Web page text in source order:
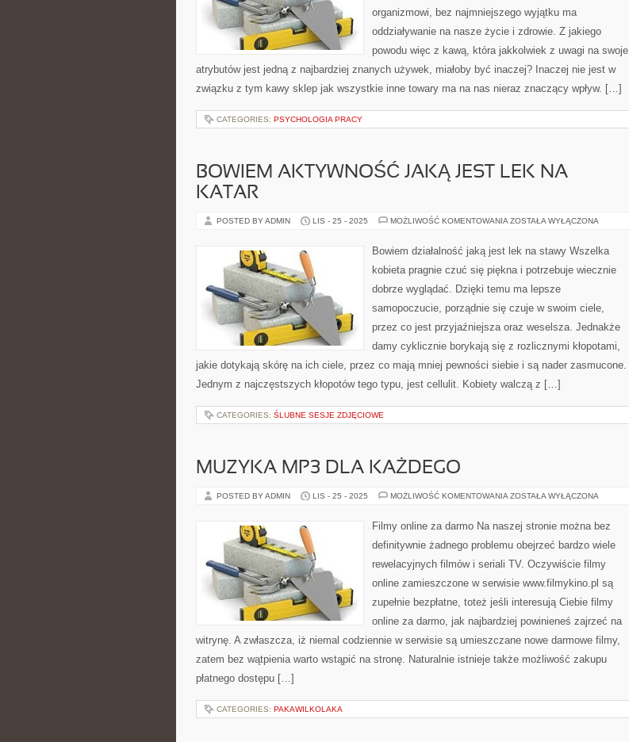
organizmowi, bez najmniejszego wyjątku ma
oddziaływanie na nasze życie i zdrowie. Z jakiego
powodu więc z kawą, która jakkolwiek z uwagi na swoje
atrybutów jest jedną z najbardziej znanych używek, miałoby być inaczej? Inaczej nie jest w
związku z tym kawy sklep jak wszystkie inne towary ma na nas nieraz znaczący wpływ. […]
CATEGORIES: PSYCHOLOGIA PRACY
BOWIEM AKTYWNOŚĆ JAKĄ JEST LEK NA
KATAR
POSTED BY ADMIN LIS - 25 - 2025 MOŻLIWOŚĆ KOMENTOWANIA BOWIEM
JEST
LEK
KATAR
ZOSTAŁA WYŁĄCZONA
Bowiem działalność jaką jest lek na stawy Wszelka
kobieta pragnie czuć się piękna i potrzebuje wiecznie
dobrze wyglądać. Dzięki temu ma lepsze
samopoczucie, porządnie się czuje w swoim ciele,
przez co jest przyjaźniejsza oraz weselsza. Jednakże
damy cyklicznie borykają się z rozlicznymi kłopotami,
jakie dotykają skórę na ich ciele, przez co mają mniej pewności siebie i są nader zasmucone.
Jednym z najczęstszych kłopotów tego typu, jest cellulit. Kobiety walczą z […]
CATEGORIES: ŚLUBNE SESJE ZDJĘCIOWE
MUZYKA MP3 DLA KAŻDEGO
POSTED BY ADMIN LIS - 25 - 2025 MOŻLIWOŚĆ KOMENTOWANIA MUZYKA
KAŻDEGO
ZOSTAŁA WYŁĄCZONA
Filmy online za darmo Na naszej stronie można bez
definitywnie żadnego problemu obejrzeć bardzo wiele
rewelacyjnych filmów i seriali TV. Oczywiście filmy
online zamieszczone w serwisie www.filmykino.pl są
zupełnie bezpłatne, toteż jeśli interesują Ciebie filmy
online za darmo, jak najbardziej powinieneś zajrzeć na
witrynę. A zwłaszcza, iż niemal codziennie w serwisie są umieszczane nowe darmowe filmy,
zatem bez wątpienia warto wstąpić na stronę. Naturalnie istnieje także możliwość zakupu
płatnego dostępu […]
CATEGORIES: PAKAWILKOLAKA